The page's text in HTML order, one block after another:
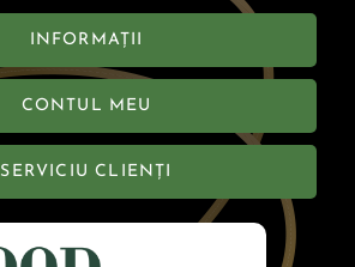
INFORMAȚII
CONTUL MEU
SERVICIU CLIENȚI